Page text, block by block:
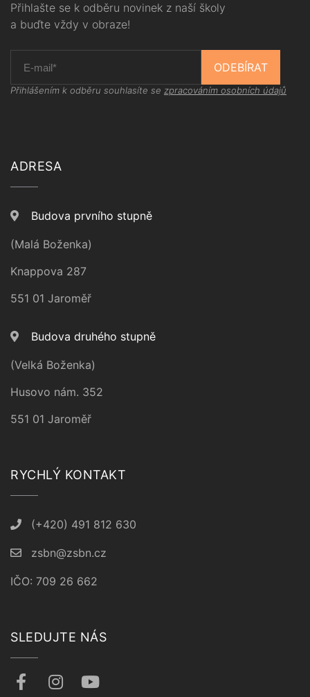
Přihlašte se k odběru novinek z naší školy
a buďte vždy v obraze!
ODEBÍRAT
Přihlášením k odběru souhlasíte se zpracováním osobních údajů
ADRESA
Budova prvního stupně
(Malá Boženka)
Knappova 287
551 01 Jaroměř
Budova druhého stupně
(Velká Boženka)
Husovo nám. 352
551 01 Jaroměř
RYCHLÝ KONTAKT
(+420) 491 812 630
zsbn@zsbn.cz
IČO: 709 26 662
SLEDUJTE NÁS